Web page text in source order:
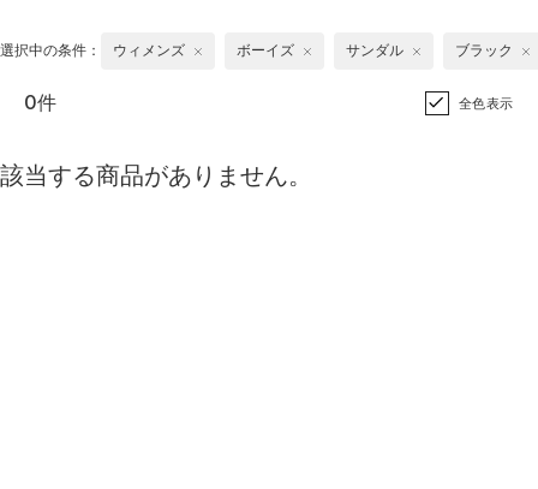
選択中の条件： ウィメンズ ボーイズ サンダル ブラック
0件 全色表示
該当する商品がありません。